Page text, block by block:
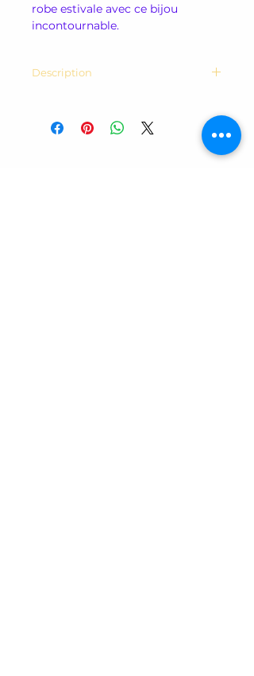
robe estivale avec ce bijou
incontournable.
Description
poignets de 14 à 20cm. Composé
de perles de verres teintées dans